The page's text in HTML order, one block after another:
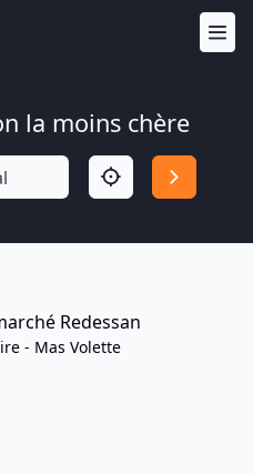
la moins chère
Redessan
- Mas Volette